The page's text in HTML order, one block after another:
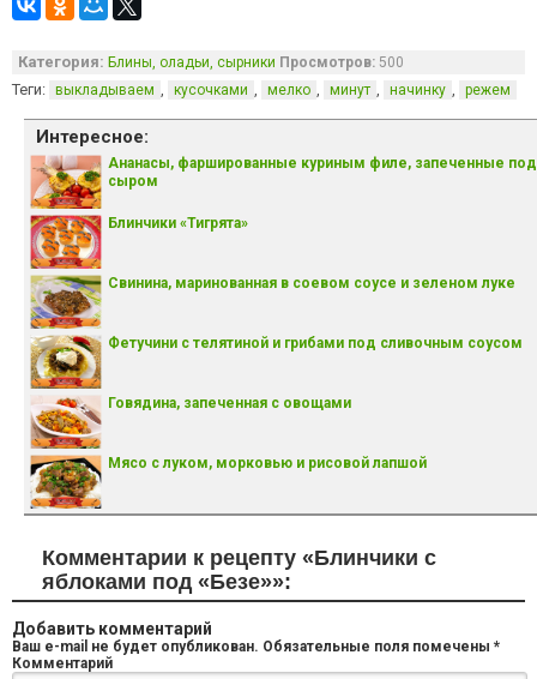
Категория: Блины, оладьи, сырники Просмотров: 500
Теги: выкладываем , кусочками , мелко , минут , начинку , режем
Интересное:
Ананасы, фаршированные куриным филе, запеченные под
сыром
Блинчики «Тигрята»
Свинина, маринованная в соевом соусе и зеленом луке
Фетучини с телятиной и грибами под сливочным соусом
Говядина, запеченная с овощами
Мясо с луком, морковью и рисовой лапшой
Комментарии к рецепту «Блинчики с
яблоками под «Безе»»:
Добавить комментарий
Ваш e-mail не будет опубликован. Обязательные поля помечены *
Комментарий